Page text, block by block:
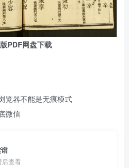
PDF网盘下载
览器不能是无痕模式
微信
后查看